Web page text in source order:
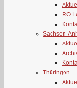
Aktuell
RO
Sachsen-
Aktuell
Thüringen
Aktuell